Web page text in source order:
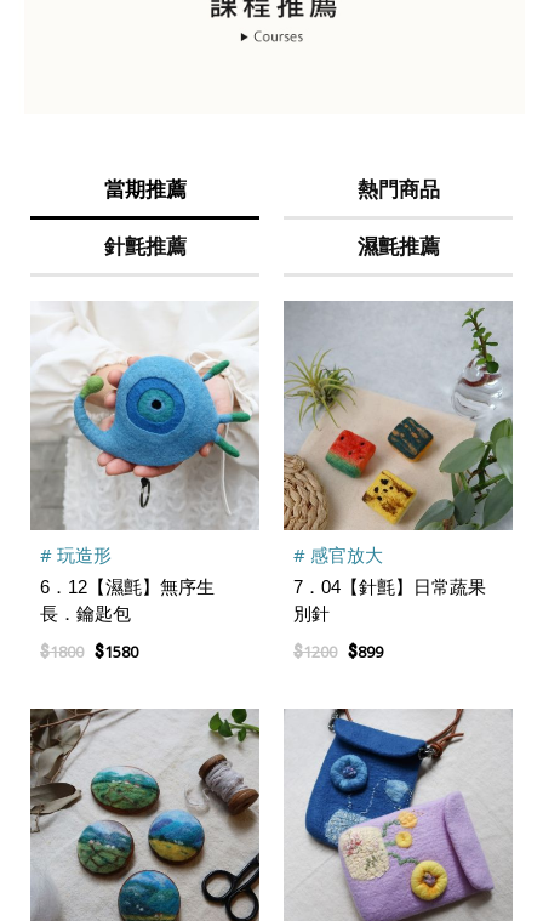
當期推薦 熱門商品
針氈推薦 濕氈推薦
# 玩造形
6．12【濕氈】無序生
長．鑰匙包
$1800 $1580
# 感官放大
7．04【針氈】日常蔬果
別針
$1200 $899